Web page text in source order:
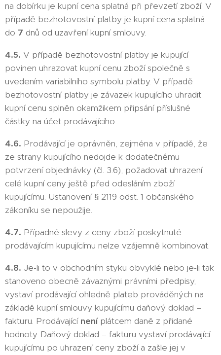
na dobírku je kupní cena splatná při převzetí zboží. V
případě bezhotovostní platby je kupní cena splatná
do 7 dnů od uzavření kupní smlouvy.
4.5. V případě bezhotovostní platby je kupující
povinen uhrazovat kupní cenu zboží společně s
uvedením variabilního symbolu platby. V případě
bezhotovostní platby je závazek kupujícího uhradit
kupní cenu splněn okamžikem připsání příslušné
částky na účet prodávajícího.
4.6. Prodávající je oprávněn, zejména v případě, že
ze strany kupujícího nedojde k dodatečnému
potvrzení objednávky (čl. 3.6), požadovat uhrazení
celé kupní ceny ještě před odesláním zboží
kupujícímu. Ustanovení § 2119 odst. 1 občanského
zákoníku se nepoužije.
4.7. Případné slevy z ceny zboží poskytnuté
prodávajícím kupujícímu nelze vzájemně kombinovat.
4.8. Je-li to v obchodním styku obvyklé nebo je-li tak
stanoveno obecně závaznými právními předpisy,
vystaví prodávající ohledně plateb prováděných na
základě kupní smlouvy kupujícímu daňový doklad –
fakturu. Prodávající neníplátcem daně z přidané
hodnoty. Daňový doklad – fakturu vystaví prodávající
kupujícímu po uhrazení ceny zboží a zašle jej v